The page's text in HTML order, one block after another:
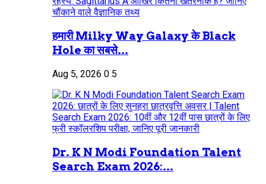
हमारी Milky Way Galaxy के Black
Hole का सबसे...
Aug 5, 2026 0 5
Dr. K N Modi Foundation Talent
Search Exam 2026:...